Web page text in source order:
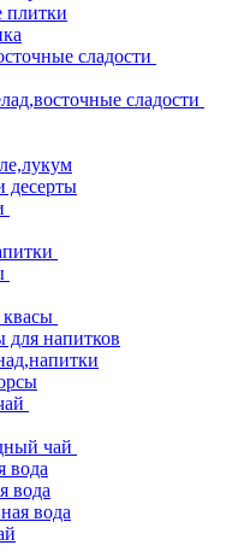
сладости
сладости
десерты
для напитков
чай
вода
вода
вода